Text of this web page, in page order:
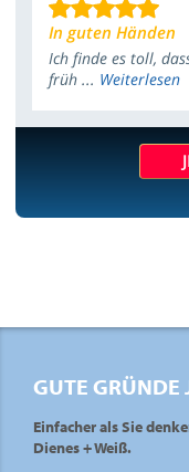
In guten Händen
Ich finde es toll,
früh ... Weiterlesen
GUTE GRÜNDE
Einfacher als Sie
Dienes + Weiß.